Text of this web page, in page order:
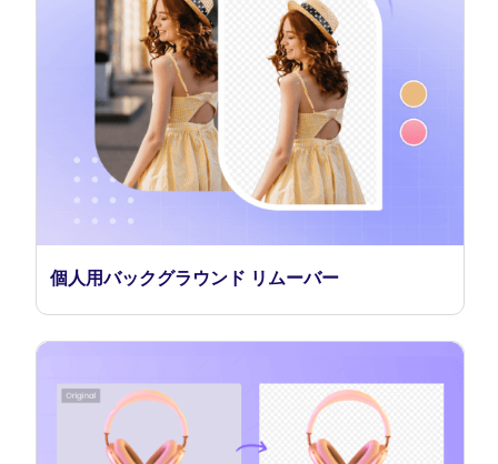
個人用バックグラウンド リムーバー